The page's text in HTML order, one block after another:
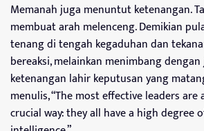
Memanah juga menuntut ketenangan.
membuat arah melenceng. Demikian
tenang di tengah kegaduhan dan
bereaksi, melainkan menimbang
ketenangan lahir keputusan yang
menulis, “The most effective leaders are
crucial way: they all have a high degree